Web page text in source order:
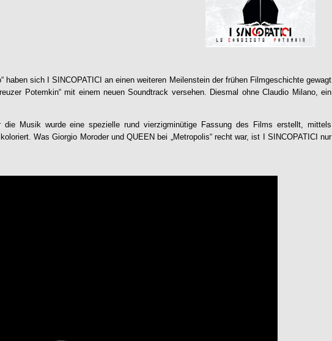
haben sich I SINCOPATICI an einen weiteren Meilenstein der frühen Filmgeschichte gewagt
Potemkin“ mit einem neuen Soundtrack versehen. Diesmal ohne Claudio Milano, ein
Musik wurde eine spezielle rund vierzigminütige Fassung des Films erstellt, mittels
Was Giorgio Moroder und QUEEN bei „Metropolis“ recht war, ist
I SINCOPATICI nur